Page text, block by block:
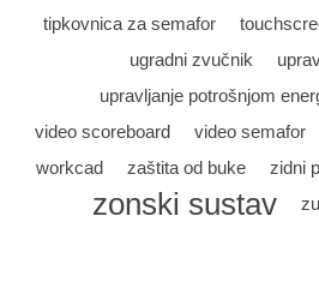
tipkovnica za semafor
ugradni zvučnik
upravljanje potrošnjom
video scoreboard
video semafor
workcad
zaštita od buke zidni
zonski sustav